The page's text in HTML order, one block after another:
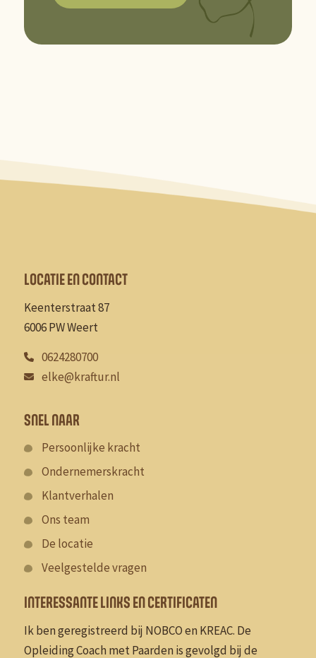
LOCATIE EN CONTACT
Keenterstraat 87
6006 PW Weert
0624280700
elke@kraftur.nl
SNEL NAAR
Persoonlijke kracht
Ondernemerskracht
Klantverhalen
Ons team
De locatie
Veelgestelde vragen
INTERESSANTE LINKS EN CERTIFICATEN
Ik ben geregistreerd bij NOBCO en KREAC. De
Opleiding Coach met Paarden is gevolgd bij de